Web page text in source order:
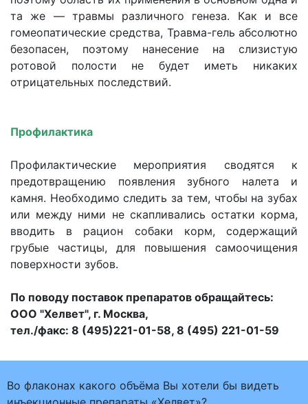
та же — травмы различного генеза. Как и все
гомеопатические средства, Травма-гель абсолютно
безопасен, поэтому нанесение на слизистую
ротовой полости не будет иметь никаких
отрицательных последствий.
Профилактика
Профилактические мероприятия сводятся к
предотвращению появления зубного налета и
камня. Необходимо следить за тем, чтобы на зубах
или между ними не скапливались остатки корма,
вводить в рацион собаки корм, содержащий
грубые частицы, для повышения самоочищения
поверхности зубов.
По поводу поставок препаратов обращайтесь:
ООО "Хелвет", г. Москва,
тел./факс: 8 (495)221-01-58, 8 (495) 221-01-59
Во флаконах какого объёма Вы хотели бы видеть